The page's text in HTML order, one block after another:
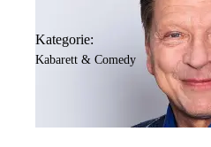
Kategorie:
Kabarett & Comedy